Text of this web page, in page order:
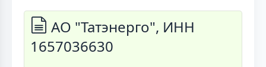
АО "Татэнерго", ИНН
1657036630